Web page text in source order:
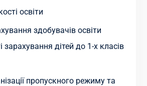
освіти
здобувачів освіти
зарахування дітей до 1-х класів
пропускного режиму та